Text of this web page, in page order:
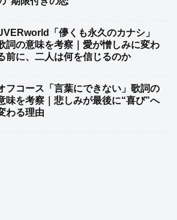
「儚くも永久のカナシ」
詞の意味を考察｜愛が憎しみに変わ
前に、二人は何を信じるのか
フコース「言葉にできない」歌詞の
味を考察｜悲しみが最後に“喜び”へ
わる理由